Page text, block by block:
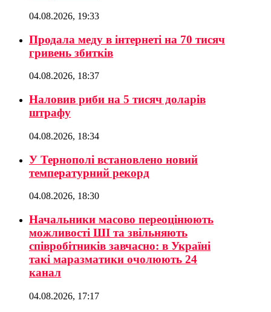
04.08.2026, 19:33
Продала меду в інтернеті на 70 тисяч
гривень збитків
04.08.2026, 18:37
Наловив риби на 5 тисяч доларів
штрафу
04.08.2026, 18:34
У Тернополі встановлено новий
температурний рекорд
04.08.2026, 18:30
Начальники масово переоцінюють
можливості ШІ та звільняють
співробітників завчасно: в Україні
такі маразматики очолюють 24
канал
04.08.2026, 17:17